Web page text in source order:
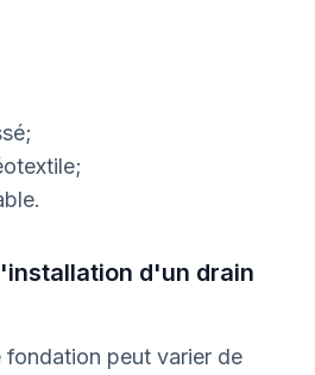
d'un drain
fondation peut varier de